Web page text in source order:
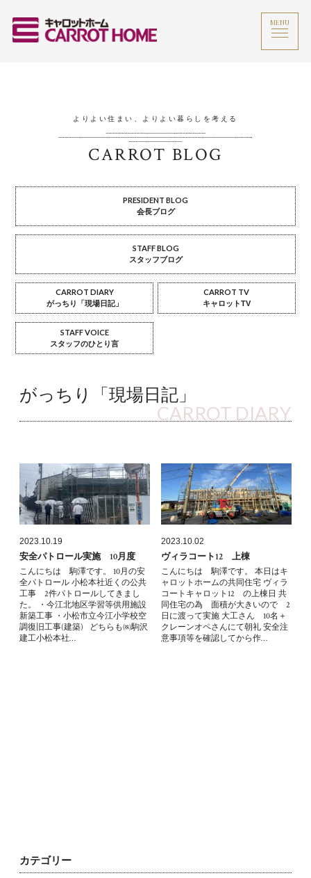
MENU
よりよい住まい、よりよい暮らしを考える
CARROT BLOG
PRESIDENT BLOG
会長ブログ
STAFF BLOG
スタッフブログ
CARROT DIARY
がっちり「現場日記」
CARROT TV
キャロットTV
STAFF VOICE
スタッフのひとり言
がっちり「現場日記」
CARROT DIARY
2023.10.19
安全パトロール実施 10月度
こんにちは 駒澤です。 10月の安
全パトロール 小松本社近くの公共
工事 2件パトロールしてきまし
た。 ・今江北地区学習等供用施設
新築工事 ・小松市立今江小学校空
調復旧工事(建築) どちらも㈱駒沢
建工小松本社…
2023.10.02
ヴィラコート12 上棟
こんにちは 駒澤です。 本日はキ
ャロットホームの共同住宅 ヴィラ
コートキャロット12 の上棟日 共
同住宅の為 面積が大きいので 2
日に渡って実施 大工さん 10名＋
クレーンオペさんにて朝礼 安全注
意事項等を確認してから作…
カテゴリー